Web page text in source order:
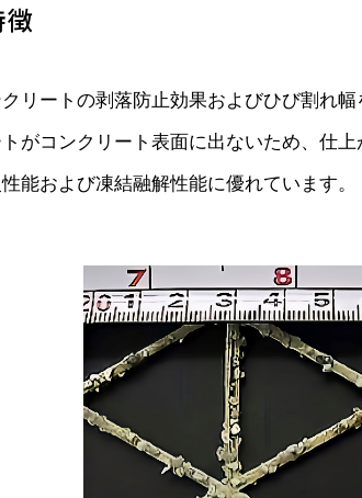
リートの剥落防止効果およびひび割れ
がコンクリート表面に出ないため、仕
能および凍結融解性能に優れています。